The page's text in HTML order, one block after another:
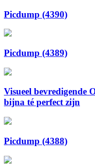
Picdump (4390)
Picdump (4389)
Visueel bevredigende
bijna té perfect zijn
Picdump (4388)